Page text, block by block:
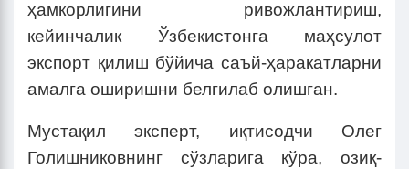
ҳамкорлигини ривожлантириш,
кейинчалик Ўзбекистонга маҳсулот
экспорт қилиш бўйича саъй-ҳаракатларни
амалга оширишни белгилаб олишган.
Мустақил эксперт, иқтисодчи Олег
Голишниковнинг сўзларига кўра, озиқ-